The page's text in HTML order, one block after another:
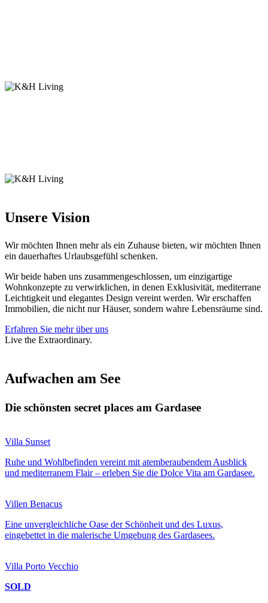
Unsere Vision
Wir möchten Ihnen mehr als ein Zuhause bieten, wir möchten Ihnen
ein dauerhaftes Urlaubsgefühl schenken.
Wir beide haben uns zusammengeschlossen, um einzigartige
Wohnkonzepte zu verwirklichen, in denen Exklusivität, mediterrane
Leichtigkeit und elegantes Design vereint werden. Wir erschaffen
Immobilien, die nicht nur Häuser, sondern wahre Lebensräume sind.
Erfahren Sie mehr über uns
Live the Extraordinary.
Aufwachen am See
Die schönsten secret places am Gardasee
Villa Sunset
Ruhe und Wohlbefinden vereint mit atemberaubendem Ausblick
und mediterranem Flair – erleben Sie die Dolce Vita am Gardasee.
Villen Benacus
Eine unvergleichliche Oase der Schönheit und des Luxus,
eingebettet in die malerische Umgebung des Gardasees.
Villa Porto Vecchio
SOLD